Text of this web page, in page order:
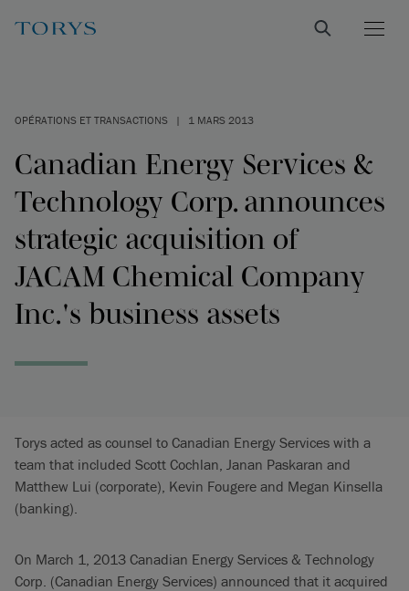
OPÉRATIONS ET TRANSACTIONS | 1 MARS 2013
Canadian Energy Services &
Technology Corp. announces
strategic acquisition of
JACAM Chemical Company
Inc.'s business assets
Torys acted as counsel to Canadian Energy Services with a
team that included Scott Cochlan, Janan Paskaran and
Matthew Lui (corporate), Kevin Fougere and Megan Kinsella
(banking).
On March 1, 2013 Canadian Energy Services & Technology
Corp. (Canadian Energy Services) announced that it acquired